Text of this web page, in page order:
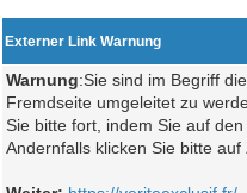
Externer Link Warnung
Warnung:Sie sind im Begriff
Fremdseite umgeleitet zu
Sie bitte fort, indem Sie auf
Andernfalls klicken Sie bitte